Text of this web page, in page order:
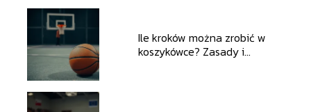
Ile kroków można zrobić w
koszykówce? Zasady i